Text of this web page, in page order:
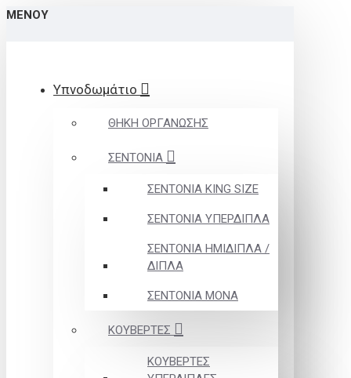
ΜΕΝΟΎ
Υπνοδωμάτιο
ΘΗΚΗ ΟΡΓΑΝΩΣΗΣ
ΣΕΝΤΟΝΙΑ
ΣΕΝΤΟΝΙΑ KING SIZE
ΣΕΝΤΟΝΙΑ ΥΠΕΡΔΙΠΛΑ
ΣΕΝΤΟΝΙΑ ΗΜΙΔΙΠΛΑ /
ΔΙΠΛΑ
ΣΕΝΤΟΝΙΑ ΜΟΝΑ
ΚΟΥΒΕΡΤΕΣ
ΚΟΥΒΕΡΤΕΣ